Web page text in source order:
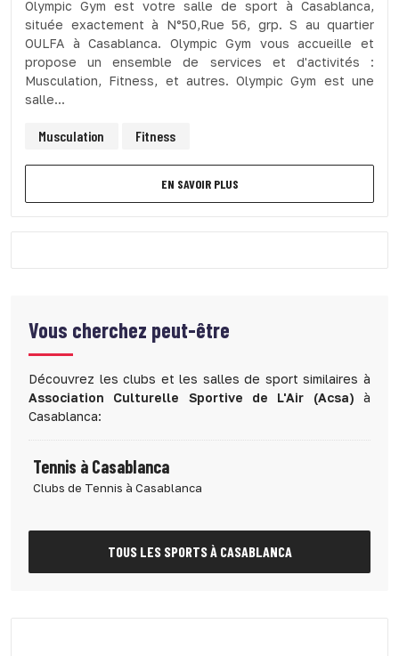
Olympic Gym est votre salle de sport à Casablanca,
située exactement à N°50,Rue 56, grp. S au quartier
OULFA à Casablanca. Olympic Gym vous accueille et
propose un ensemble de services et d'activités :
Musculation, Fitness, et autres. Olympic Gym est une
salle...
Musculation Fitness
EN SAVOIR PLUS
Vous cherchez peut-être
Découvrez les clubs et les salles de sport similaires à
Association Culturelle Sportive de L'Air (Acsa) à
Casablanca:
Tennis à Casablanca
Clubs de Tennis à Casablanca
TOUS LES SPORTS À CASABLANCA